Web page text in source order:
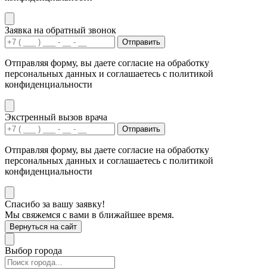
Заявка на обратный звонок
Отправить
Отправляя форму, вы даете согласие на обработку
персональных данных и соглашаетесь с политикой
конфиденциальности
Экстренный вызов врача
Отправить
Отправляя форму, вы даете согласие на обработку
персональных данных и соглашаетесь с политикой
конфиденциальности
Спасибо за вашу заявку!
Мы свяжемся с вами в ближайшее время.
Вернуться на сайт
Выбор города